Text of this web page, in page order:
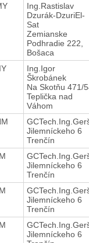
Ing.Rastislav
Dzurák-DzuriEl-
Sat
Zemianske
Podhradie 222,
Bošaca
Ing.Igor
Škrobánek
Na Skotňu 471/
Teplička nad
Váhom
Jilemníckeho 6
Trenčín
Jilemníckeho 6
Trenčín
Jilemníckeho 6
Trenčín
Jilemníckeho 6